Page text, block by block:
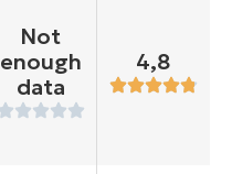
Not
enough
data
4,8